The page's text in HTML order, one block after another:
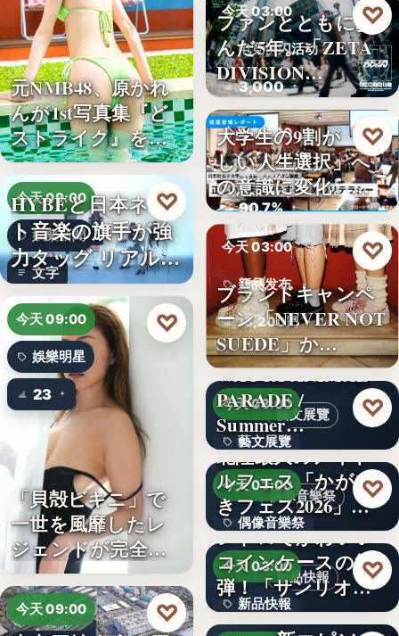
元NMB48、原かれ
んが1st写真集『ど
ストライク』を…
今天 09:00
娛樂新聞
文字
HYBEと日本ネッ
ト音楽の旗手が強
力タッグ リアル×
バー…
♡
今天 09:00
娛樂明星
23
「貝殻ビキニ」で
一世を風靡したレ
ジェンドが完全復
活武田久…
♡
今天 09:00 ♡
今天 03:00
电竞快闪活动
3,000
ファンとともに歩
んだ5年。「ZETA
DIVISION…
♡
今天 03:00
金融教育
90.7%
大学生の9割が「正
しい人生選択」へ
の意識に変化。ブ
ロード…
♡
今天 03:00
新品发布
13,200円
ブランドキャンペ
ーン「NEVER NOT
SUEDE」か…
♡
藝文展覽
今天 03:00
藝文展覽
3名
WACCA ANIMAL
PARADE /
Summer…
♡
偶像音樂祭
今天 03:00
偶像音樂祭
47
北陸最大のアイド
ルフェス「かがや
きフェス2026」第5
弾…
♡
新品快報
今天 03:00
新品快報
レトロでかわいい
コインケースの第2
弾！「サンリオキ
ャラク…
♡
『ソウルワーカ